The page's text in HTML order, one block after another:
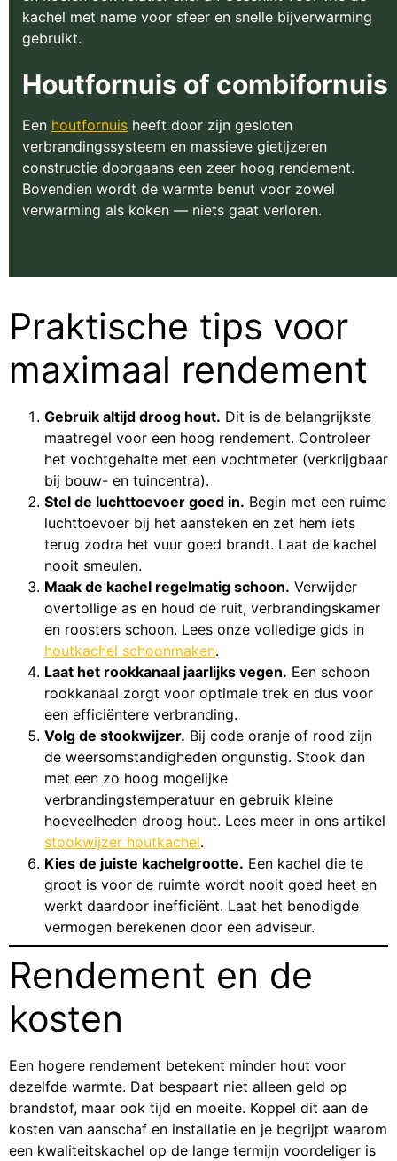
kachel met name voor sfeer en snelle bijverwarming
gebruikt.
Houtfornuis of combifornuis
Een houtfornuis heeft door zijn gesloten
verbrandingssysteem en massieve gietijzeren
constructie doorgaans een zeer hoog rendement.
Bovendien wordt de warmte benut voor zowel
verwarming als koken — niets gaat verloren.
Praktische tips voor
maximaal rendement
Gebruik altijd droog hout. Dit is de belangrijkste
maatregel voor een hoog rendement. Controleer
het vochtgehalte met een vochtmeter (verkrijgbaar
bij bouw- en tuincentra).
Stel de luchttoevoer goed in. Begin met een ruime
luchttoevoer bij het aansteken en zet hem iets
terug zodra het vuur goed brandt. Laat de kachel
nooit smeulen.
Maak de kachel regelmatig schoon. Verwijder
overtollige as en houd de ruit, verbrandingskamer
en roosters schoon. Lees onze volledige gids in
houtkachel schoonmaken.
Laat het rookkanaal jaarlijks vegen. Een schoon
rookkanaal zorgt voor optimale trek en dus voor
een efficiëntere verbranding.
Volg de stookwijzer. Bij code oranje of rood zijn
de weersomstandigheden ongunstig. Stook dan
met een zo hoog mogelijke
verbrandingstemperatuur en gebruik kleine
hoeveelheden droog hout. Lees meer in ons artikel
stookwijzer houtkachel.
Kies de juiste kachelgrootte. Een kachel die te
groot is voor de ruimte wordt nooit goed heet en
werkt daardoor inefficiënt. Laat het benodigde
vermogen berekenen door een adviseur.
Rendement en de
kosten
Een hogere rendement betekent minder hout voor
dezelfde warmte. Dat bespaart niet alleen geld op
brandstof, maar ook tijd en moeite. Koppel dit aan de
kosten van aanschaf en installatie en je begrijpt waarom
een kwaliteitskachel op de lange termijn voordeliger is